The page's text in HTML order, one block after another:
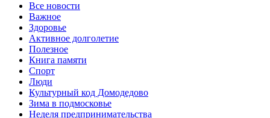
Все новости
Важное
Здоровье
Активное долголетие
Полезное
Книга памяти
Спорт
Люди
Культурный код Домодедово
Зима в подмосковье
Неделя предпринимательства